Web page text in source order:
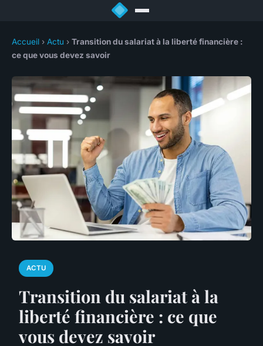
Accueil › Actu › Transition du salariat à la liberté financière :
ce que vous devez savoir
ACTU
Transition du salariat à la
liberté financière : ce que
vous devez savoir